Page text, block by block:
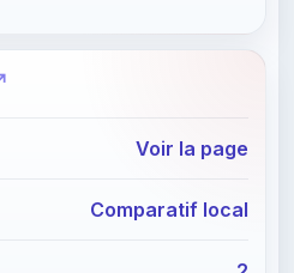
Voir la page
Comparatif local